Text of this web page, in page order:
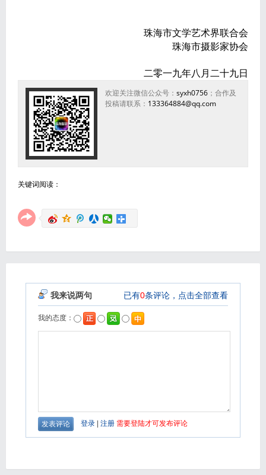
珠海市文学艺术界联合会
珠海市摄影家协会
二零一九年八月二十九日
欢迎关注微信公众号： syxh0756；合作及
投稿请联系： 133364884@qq.com
关键词阅读：